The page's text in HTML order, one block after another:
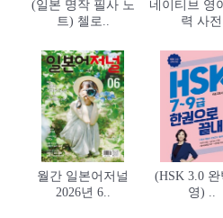
(일본 명작 필사 노
트) 첼로..
네이티브 영
력 사전
월간 일본어저널
2026년 6..
(HSK 3.0
영) ..